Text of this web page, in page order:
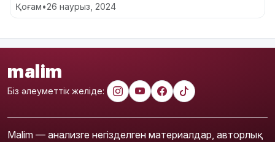
Қоғам•26 наурыз, 2024
malim
Біз әлеуметтік желіде:
Malim — анализге негізделген материалдар, авторлық